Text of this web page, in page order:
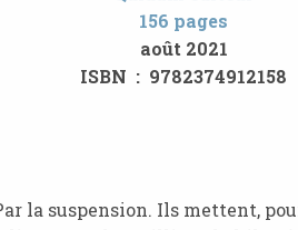
156 pages
août 2021
ISBN : 9782374912158
la suspension. Ils mettent,